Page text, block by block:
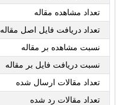
تعداد مشاهده مقاله
تعداد دریافت فایل اصل مقاله
نسبت مشاهده بر مقاله
نسبت دریافت فایل بر مقاله
تعداد مقالات ارسال شده
تعداد مقالات رد شده